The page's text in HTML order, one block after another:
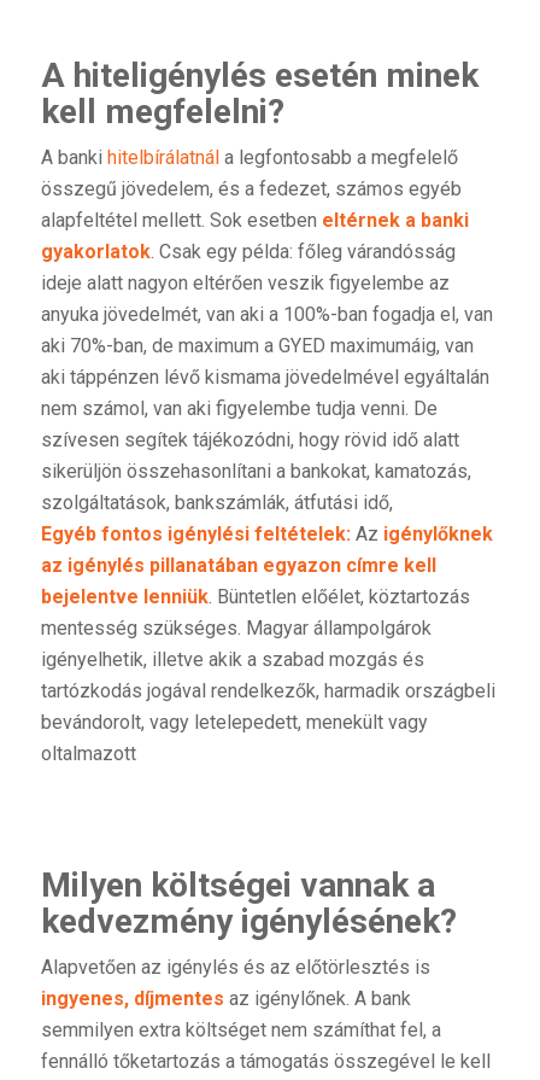
A hiteligénylés esetén minek
kell megfelelni?
A banki hitelbírálatnála legfontosabb a megfelelő
összegű jövedelem, és a fedezet, számos egyéb
alapfeltétel mellett. Sok esetben eltérnek a banki
gyakorlatok. Csak egy példa: főleg várandósság
ideje alatt nagyon eltérően veszik figyelembe az
anyuka jövedelmét, van aki a 100%-ban fogadja el, van
aki 70%-ban, de maximum a GYED maximumáig, van
aki táppénzen lévő kismama jövedelmével egyáltalán
nem számol, van aki figyelembe tudja venni. De
szívesen segítek tájékozódni, hogy rövid idő alatt
sikerüljön összehasonlítani a bankokat, kamatozás,
szolgáltatások, bankszámlák, átfutási idő,
Egyéb fontos igénylési feltételek:Az igénylőknek
az igénylés pillanatában egyazon címre kell
bejelentve lenniük. Büntetlen előélet, köztartozás
mentesség szükséges. Magyar állampolgárok
igényelhetik, illetve akik a szabad mozgás és
tartózkodás jogával rendelkezők, harmadik országbeli
bevándorolt, vagy letelepedett, menekült vagy
oltalmazott
Milyen költségei vannak a
kedvezmény igénylésének?
Alapvetően az igénylés és az előtörlesztés is
ingyenes, díjmentes az igénylőnek. A bank
semmilyen extra költséget nem számíthat fel, a
fennálló tőketartozás a támogatás összegével le kell